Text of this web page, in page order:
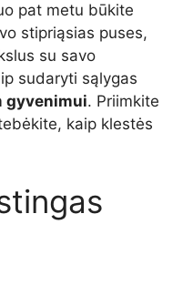
pat metu būkite
stipriąsias puses,
su savo
sudaryti sąlygas
gyvenimui. Priimkite
kaip klestės